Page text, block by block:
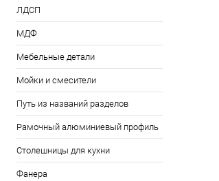
ЛДСП
МДФ
Мебельные детали
Мойки и смесители
Путь из названий разделов
Рамочный алюминиевый профиль
Столешницы для кухни
Фанера